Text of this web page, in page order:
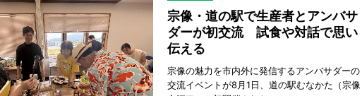
宗像・道の駅で生産者とアンバサ
ダーが初交流 試食や対話で思い
伝える
宗像の魅力を市内外に発信するアンバサダーの
交流イベントが8月1日、道の駅むなかた（宗像